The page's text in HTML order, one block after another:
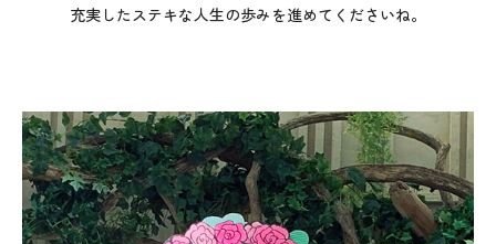
充実したステキな人生の歩みを進めてくださいね。